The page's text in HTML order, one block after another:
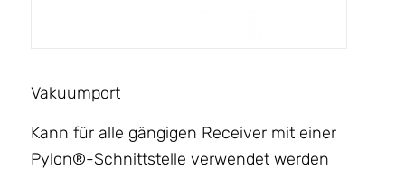
Vakuumport
Kann für alle gängigen Receiver mit einer
Pylon®-Schnittstelle verwendet werden